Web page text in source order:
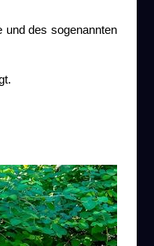
und des sogenannten